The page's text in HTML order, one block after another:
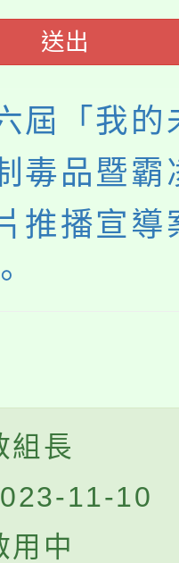
送出
屆「我的
毒品暨霸
推播宣導
組長
11-10
用中